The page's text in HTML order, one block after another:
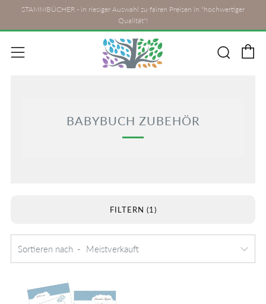
STAMMBÜCHER - in riesiger Auswahl zu fairen Preisen in "hochwertiger
Qualität"!
Menü
BABYBUCH ZUBEHÖR
FILTERN (1)
Sortieren nach